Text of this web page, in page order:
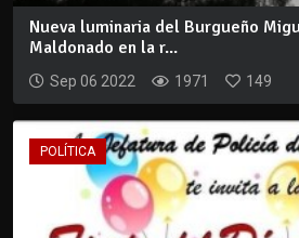
Nueva luminaria del Burgueño
Maldonado en la r...
Sep 06 2022 1971 149
POLÍTICA